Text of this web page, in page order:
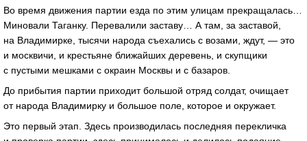
Во время движения партии езда по этим улицам прекращалась…
Миновали Таганку. Перевалили заставу… А там, за заставой,
на Владимирке, тысячи народа съехались с возами, ждут, — это
и москвичи, и крестьяне ближайших деревень, и скупщики
с пустыми мешками с окраин Москвы и с базаров.
До прибытия партии приходит большой отряд солдат, очищает
от народа Владимирку и большое поле, которое и окружает.
Это первый этап. Здесь производилась последняя перекличка